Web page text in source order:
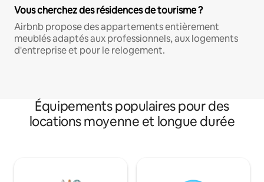
Vous cherchez des résidences de tourisme ?
Airbnb propose des appartements entièrement
meublés adaptés aux professionnels, aux logements
d'entreprise et pour le relogement.
Équipements populaires pour des
locations moyenne et longue durée